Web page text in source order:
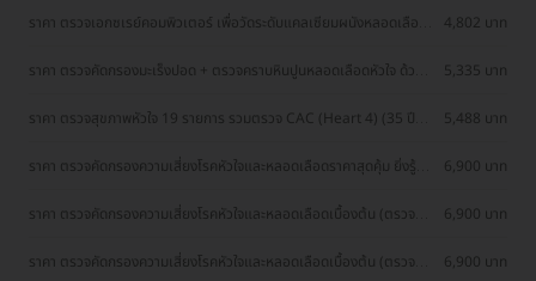
ราคา ตรวจเอกซเรย์คอมพิวเตอร์ เพื่อวัดระดับแคลเซียมผนังหลอดเลือด
4,802 บาท
ราคา ตรวจคัดกรองมะเร็งปอด + ตรวจคราบหินปูนหลอดเลือดหัวใจ ด้วย
5,335 บาท
ราคา ตรวจสุขภาพหัวใจ 19 รายการ รวมตรวจ CAC (Heart 4) (35 ปีขึ้น
5,488 บาท
ราคา ตรวจคัดกรองความเสี่ยงโรคหัวใจและหลอดเลือดราคาสุดคุ้ม ยิ่งรู้
6,900 บาท
ราคา ตรวจคัดกรองความเสี่ยงโรคหัวใจและหลอดเลือดเบื้องต้น (ตรวจค่า
6,900 บาท
ราคา ตรวจคัดกรองความเสี่ยงโรคหัวใจและหลอดเลือดเบื้องต้น (ตรวจค่า
6,900 บาท